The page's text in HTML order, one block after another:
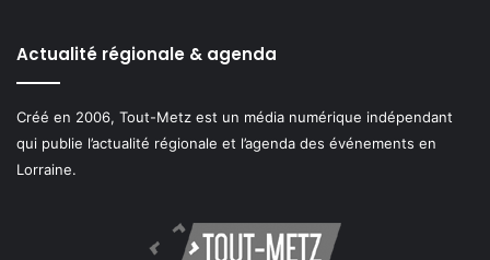
Actualité régionale & agenda
Créé en 2006, Tout-Metz est un média numérique indépendant
qui publie l’actualité régionale et l’agenda des événements en
Lorraine.